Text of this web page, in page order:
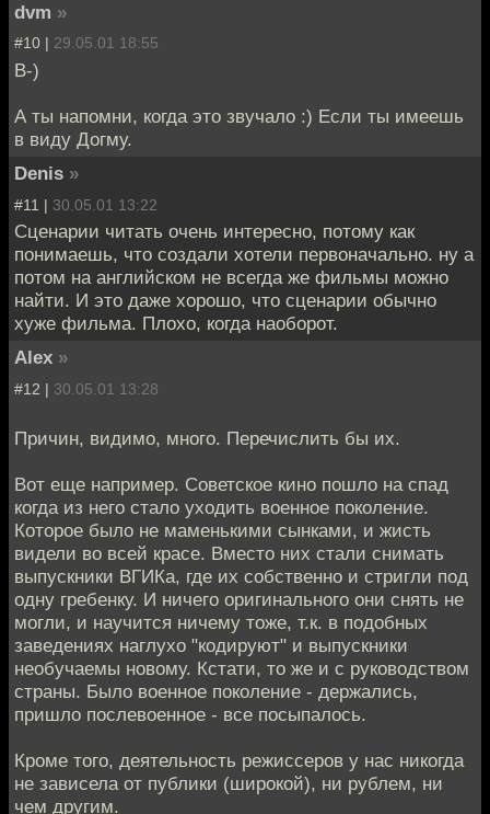
dvm »
#10 | 29.05.01 18:55
B-)
А ты напомни, когда это звучало :) Если ты имеешь
в виду Догму.
Denis »
#11 | 30.05.01 13:22
Сценарии читать очень интересно, потому как
понимаешь, что создали хотели первоначально. ну а
потом на английском не всегда же фильмы можно
найти. И это даже хорошо, что сценарии обычно
хуже фильма. Плохо, когда наоборот.
Alex »
#12 | 30.05.01 13:28
Причин, видимо, много. Перечислить бы их.
Вот еще например. Советское кино пошло на спад
когда из него стало уходить военное поколение.
Которое было не маменькими сынками, и жисть
видели во всей красе. Вместо них стали снимать
выпускники ВГИКа, где их собственно и стригли под
одну гребенку. И ничего оригинального они снять не
могли, и научится ничему тоже, т.к. в подобных
заведениях наглухо "кодируют" и выпускники
необучаемы новому. Кстати, то же и с руководством
страны. Было военное поколение - держались,
пришло послевоенное - все посыпалось.
Кроме того, деятельность режиссеров у нас никогда
не зависела от публики (широкой), ни рублем, ни
чем другим.